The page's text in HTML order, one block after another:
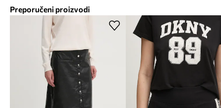
Preporučeni proizvodi